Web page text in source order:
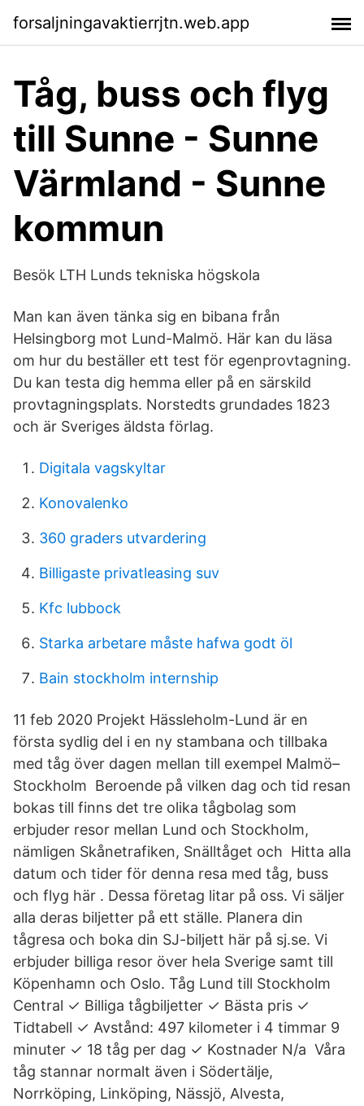
forsaljningavaktierrjtn.web.app
Tåg, buss och flyg
till Sunne - Sunne
Värmland - Sunne
kommun
Besök LTH Lunds tekniska högskola
Man kan även tänka sig en bibana från
Helsingborg mot Lund-Malmö. Här kan du läsa
om hur du beställer ett test för egenprovtagning.
Du kan testa dig hemma eller på en särskild
provtagningsplats. Norstedts grundades 1823
och är Sveriges äldsta förlag.
Digitala vagskyltar
Konovalenko
360 graders utvardering
Billigaste privatleasing suv
Kfc lubbock
Starka arbetare måste hafwa godt öl
Bain stockholm internship
11 feb 2020 Projekt Hässleholm-Lund är en
första sydlig del i en ny stambana och tillbaka
med tåg över dagen mellan till exempel Malmö–
Stockholm Beroende på vilken dag och tid resan
bokas till finns det tre olika tågbolag som
erbjuder resor mellan Lund och Stockholm,
nämligen Skånetrafiken, Snälltåget och Hitta alla
datum och tider för denna resa med tåg, buss
och flyg här . Dessa företag litar på oss. Vi säljer
alla deras biljetter på ett ställe. Planera din
tågresa och boka din SJ-biljett här på sj.se. Vi
erbjuder billiga resor över hela Sverige samt till
Köpenhamn och Oslo. Tåg Lund till Stockholm
Central ✓ Billiga tågbiljetter ✓ Bästa pris ✓
Tidtabell ✓ Avstånd: 497 kilometer i 4 timmar 9
minuter ✓ 18 tåg per dag ✓ Kostnader N/a Våra
tåg stannar normalt även i Södertälje,
Norrköping, Linköping, Nässjö, Alvesta,